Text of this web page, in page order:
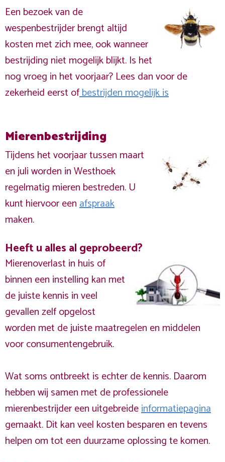
Een bezoek van de
wespenbestrijder brengt altijd
kosten met zich mee, ook wanneer
bestrijding niet mogelijk blijkt. Is het
nog vroeg in het voorjaar? Lees dan voor de
zekerheid eerst ofbestrijden mogelijk is
Mierenbestrijding
Tijdens het voorjaar tussen maart
en juli worden in Westhoek
regelmatig mieren bestreden. U
kunt hiervoor eenafspraak
maken.
Heeft u alles al geprobeerd?
Mierenoverlast in huis of
binnen een instelling kan met
de juiste kennis in veel
gevallen zelf opgelost
worden met de juiste maatregelen en middelen
voor consumentengebruik.
Wat soms ontbreekt is echter de kennis. Daarom
hebben wij samen met de professionele
mierenbestrijder een uitgebreideinformatiepagina
gemaakt. Dit kan veel kosten besparen en tevens
helpen om tot een duurzame oplossing te komen.